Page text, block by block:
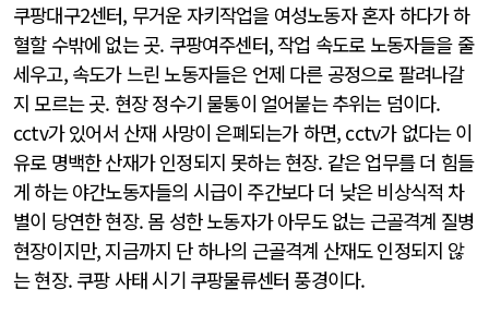
쿠팡대구2센터, 무거운 자키작업을 여성노동자 혼자 하다가 하
혈할 수밖에 없는 곳. 쿠팡여주센터, 작업 속도로 노동자들을 줄
세우고, 속도가 느린 노동자들은 언제 다른 공정으로 팔려나갈
지 모르는 곳. 현장 정수기 물통이 얼어붙는 추위는 덤이다.
cctv가 있어서 산재 사망이 은폐되는가 하면, cctv가 없다는 이
유로 명백한 산재가 인정되지 못하는 현장. 같은 업무를 더 힘들
게 하는 야간노동자들의 시급이 주간보다 더 낮은 비상식적 차
별이 당연한 현장. 몸 성한 노동자가 아무도 없는 근골격계 질병
현장이지만, 지금까지 단 하나의 근골격계 산재도 인정되지 않
는 현장. 쿠팡 사태 시기 쿠팡물류센터 풍경이다.